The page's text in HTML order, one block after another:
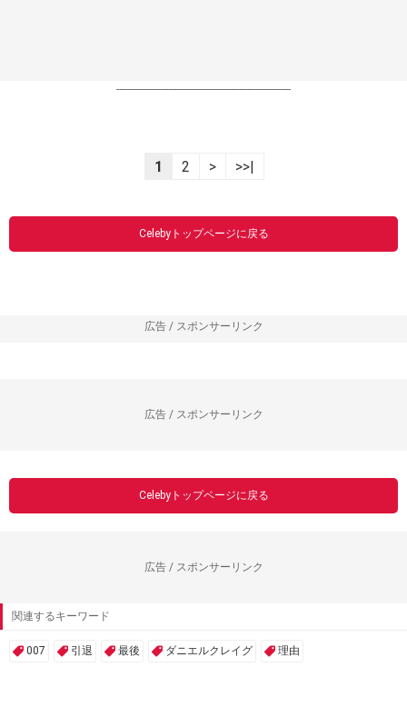
----------------------------------------------------------------
1 2 > >>|
Celebyトップページに戻る
広告 / スポンサーリンク
広告 / スポンサーリンク
Celebyトップページに戻る
広告 / スポンサーリンク
関連するキーワード
007 引退 最後 ダニエルクレイグ 理由